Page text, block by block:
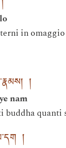
in
།
nam
buddha quanti
།